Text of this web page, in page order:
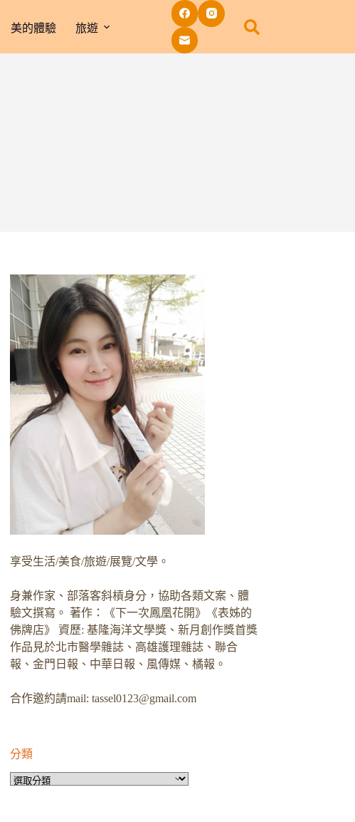
美的體驗 旅遊
享受生活/美食/旅遊/展覽/文學。
身兼作家、部落客斜槓身分，協助各類文案、體
驗文撰寫。 著作：《下一次鳳凰花開》《表姊的
佛牌店》 資歷: 基隆海洋文學獎、新月創作獎首獎
作品見於北市醫學雜誌、高雄護理雜誌、聯合
報、金門日報、中華日報、風傳媒、橘報。
合作邀約請mail: tassel0123@gmail.com
分類
分